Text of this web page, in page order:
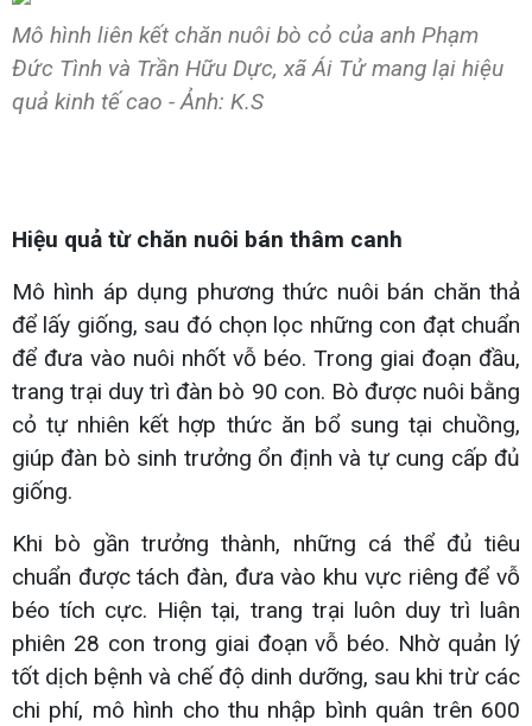
Mô hình liên kết chăn nuôi bò cỏ của anh Phạm
Đức Tình và Trần Hữu Dực, xã Ái Tử mang lại hiệu
quả kinh tế cao - Ảnh: K.S
Hiệu quả từ chăn nuôi bán thâm canh
Mô hình áp dụng phương thức nuôi bán chăn thả
để lấy giống, sau đó chọn lọc những con đạt chuẩn
để đưa vào nuôi nhốt vỗ béo. Trong giai đoạn đầu,
trang trại duy trì đàn bò 90 con. Bò được nuôi bằng
cỏ tự nhiên kết hợp thức ăn bổ sung tại chuồng,
giúp đàn bò sinh trưởng ổn định và tự cung cấp đủ
giống.
Khi bò gần trưởng thành, những cá thể đủ tiêu
chuẩn được tách đàn, đưa vào khu vực riêng để vỗ
béo tích cực. Hiện tại, trang trại luôn duy trì luân
phiên 28 con trong giai đoạn vỗ béo. Nhờ quản lý
tốt dịch bệnh và chế độ dinh dưỡng, sau khi trừ các
chi phí, mô hình cho thu nhập bình quân trên 600